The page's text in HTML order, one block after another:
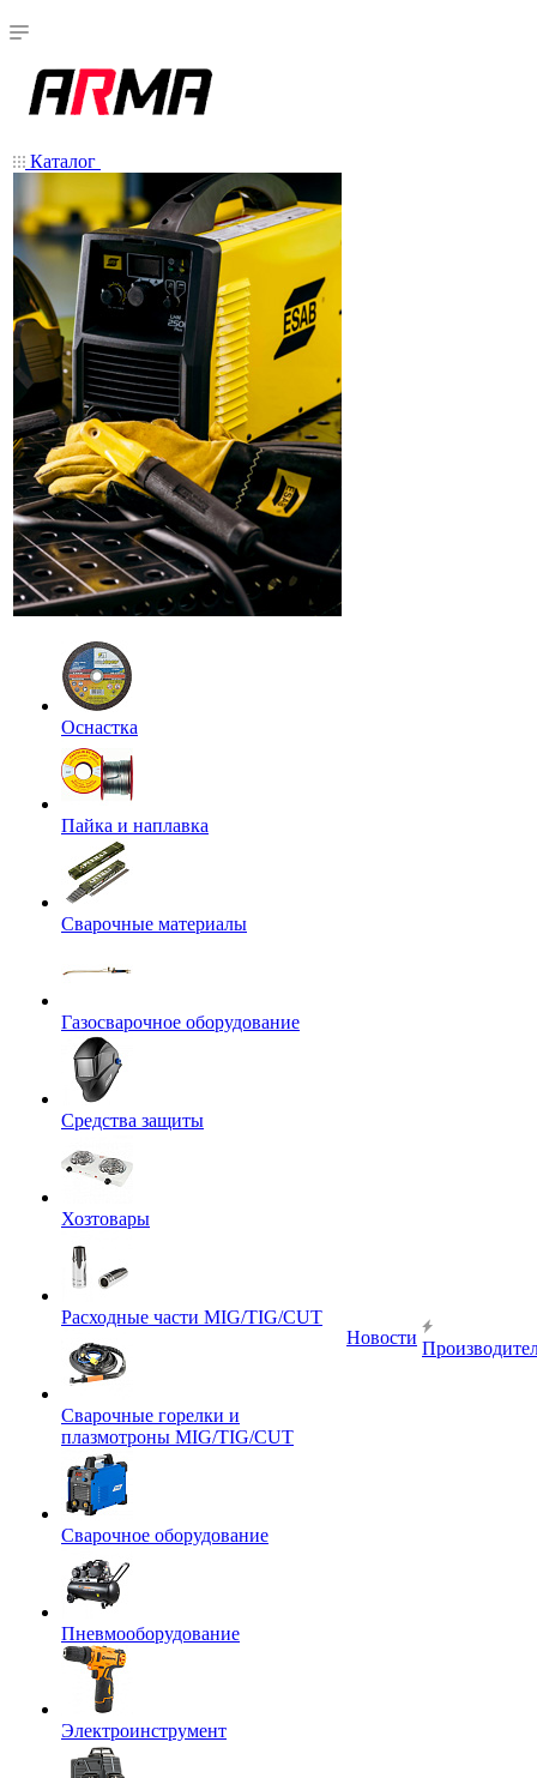
Каталог
Оснастка
Пайка и наплавка
Сварочные материалы
Газосварочное оборудование
Средства защиты
Хозтовары
Расходные части MIG/TIG/CUT
Сварочные горелки и
плазмотроны MIG/TIG/CUT
Сварочное оборудование
Пневмооборудование
Электроинструмент
Новости